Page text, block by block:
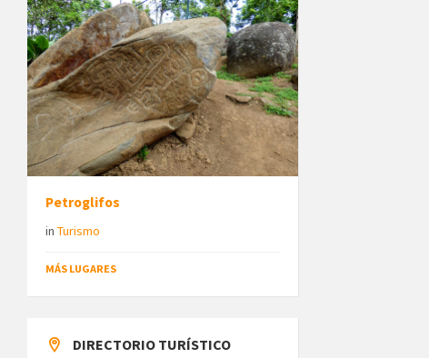
Petroglifos
in Turismo
MÁS LUGARES
DIRECTORIO TURÍSTICO